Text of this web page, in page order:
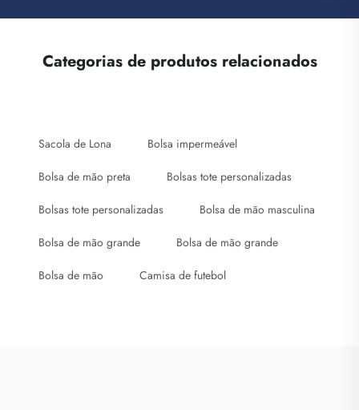
Categorias de produtos relacionados
Sacola de Lona Bolsa impermeável
Bolsa de mão preta Bolsas tote personalizadas
Bolsas tote personalizadas Bolsa de mão masculina
Bolsa de mão grande Bolsa de mão grande
Bolsa de mão Camisa de futebol